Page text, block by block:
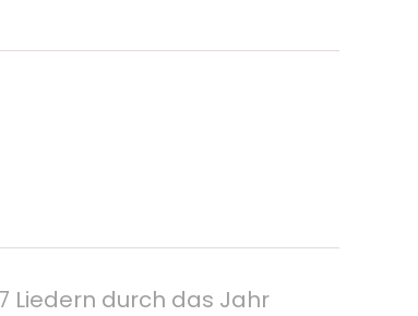
Liedern durch das Jahr